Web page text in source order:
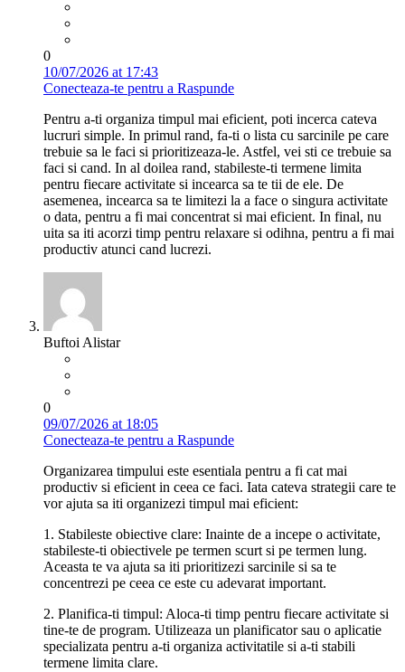
0
10/07/2026 at 17:43
Conecteaza-te pentru a Raspunde
Pentru a-ti organiza timpul mai eficient, poti incerca cateva
lucruri simple. In primul rand, fa-ti o lista cu sarcinile pe care
trebuie sa le faci si prioritizeaza-le. Astfel, vei sti ce trebuie sa
faci si cand. In al doilea rand, stabileste-ti termene limita
pentru fiecare activitate si incearca sa te tii de ele. De
asemenea, incearca sa te limitezi la a face o singura activitate
o data, pentru a fi mai concentrat si mai eficient. In final, nu
uita sa iti acorzi timp pentru relaxare si odihna, pentru a fi mai
productiv atunci cand lucrezi.
Buftoi Alistar
0
09/07/2026 at 18:05
Conecteaza-te pentru a Raspunde
Organizarea timpului este esentiala pentru a fi cat mai
productiv si eficient in ceea ce faci. Iata cateva strategii care te
vor ajuta sa iti organizezi timpul mai eficient:
1. Stabileste obiective clare: Inainte de a incepe o activitate,
stabileste-ti obiectivele pe termen scurt si pe termen lung.
Aceasta te va ajuta sa iti prioritizezi sarcinile si sa te
concentrezi pe ceea ce este cu adevarat important.
2. Planifica-ti timpul: Aloca-ti timp pentru fiecare activitate si
tine-te de program. Utilizeaza un planificator sau o aplicatie
specializata pentru a-ti organiza activitatile si a-ti stabili
termene limita clare.